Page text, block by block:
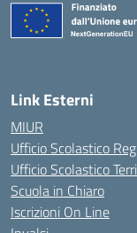
Link Esterni
MIUR
Ufficio Scolastico
Ufficio Scolastico
Scuola in Chiaro
Iscrizioni On Line